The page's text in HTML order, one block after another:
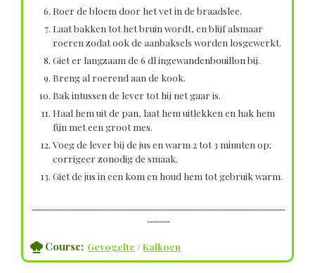
Roer de bloem door het vet in de braadslee.
Laat bakken tot het bruin wordt, en blijf alsmaar
roeren zodat ook de aanbaksels worden losgewerkt.
Giet er langzaam de 6 dl ingewandenbouillon bij.
Breng al roerend aan de kook.
Bak intussen de lever tot hij net gaar is.
Haal hem uit de pan, laat hem uitlekken en hak hem
fijn met een groot mes.
Voeg de lever bij de jus en warm 2 tot 3 minuten op;
corrigeer zonodig de smaak.
Giet de jus in een kom en houd hem tot gebruik warm.
------------------------------------------------------------------------------------------
--------
Course; Gevogelte /Kalkoen